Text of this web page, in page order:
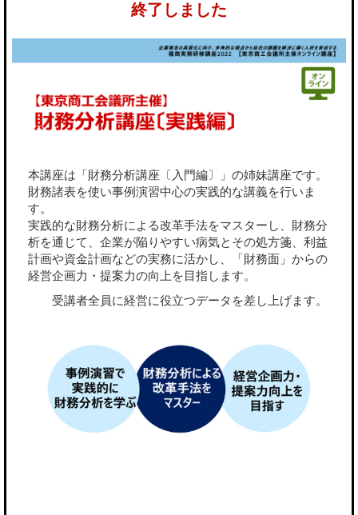
終了しました
本講座は「財務分析講座〔入門編〕」の姉妹講座です。
財務諸表を使い事例演習中心の実践的な講義を行いま
す。
実践的な財務分析による改革手法をマスターし、財務分
析を通じて、企業が陥りやすい病気とその処方箋、利益
計画や資金計画などの実務に活かし、「財務面」からの
経営企画力・提案力の向上を目指します。
受講者全員に経営に役立つデータを差し上げます。